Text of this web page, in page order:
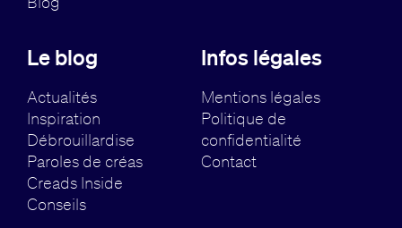
Le blog
Actualités
Inspiration
Débrouillardise
Paroles de créas
Creads Inside
Conseils
Infos légales
Mentions légales
Politique de
confidentialité
Contact